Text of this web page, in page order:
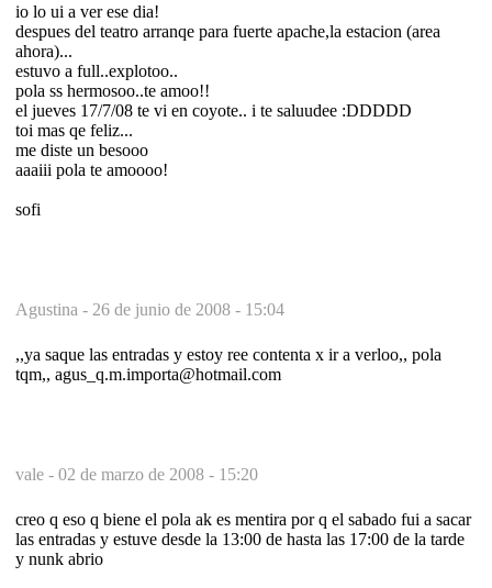
io lo ui a ver ese dia!
despues del teatro arranqe para fuerte apache,la estacion (area
ahora)...
estuvo a full..explotoo..
pola ss hermosoo..te amoo!!
el jueves 17/7/08 te vi en coyote.. i te saluudee :DDDDD
toi mas qe feliz...
me diste un besooo
aaaiii pola te amoooo!
sofi
Agustina - 26 de junio de 2008 - 15:04
,,ya saque las entradas y estoy ree contenta x ir a verloo,, pola
tqm,, agus_q.m.importa@hotmail.com
vale - 02 de marzo de 2008 - 15:20
creo q eso q biene el pola ak es mentira por q el sabado fui a sacar
las entradas y estuve desde la 13:00 de hasta las 17:00 de la tarde
y nunk abrio